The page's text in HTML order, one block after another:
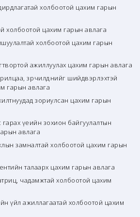
холбоотой цахим гарын
холбоотой цахим гарын авлага
холбоотой цахим гарын
ажиллуулах цахим гарын авлага
зөрчилдөөнийг шийдвэрлэхтэй
гарын авлага
зориулсан цахим гарын
үеийн зохион байгуулалтын
авлага
замналтай холбоотой цахим гарын
талаарх цахим гарын авлага
чадамжтай холбоотой цахим
үйл ажиллагаатай холбоотой цахим